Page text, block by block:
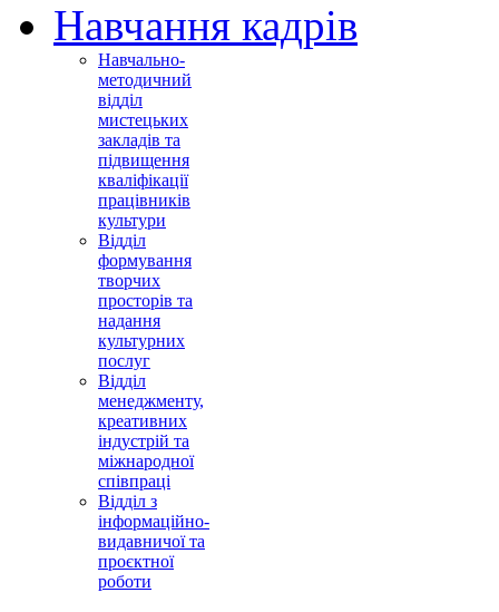
Навчання кадрів
Навчально-
методичний
відділ
мистецьких
закладів та
підвищення
кваліфікації
працівників
культури
Відділ
формування
творчих
просторів та
надання
культурних
послуг
Відділ
менеджменту,
креативних
індустрій та
міжнародної
співпраці
Відділ з
інформаційно-
видавничої та
проєктної
роботи